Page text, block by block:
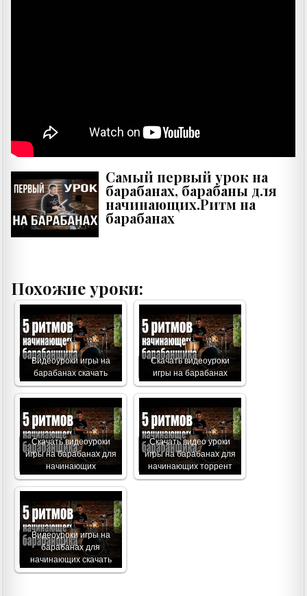
Cамый первый урок на
барабанах, барабаны для
начинающих.Ритм на
барабанах
Похожие уроки:
Видеоуроки игры на
барабанах скачать
Скачать видеоуроки
игры на барабанах
Скачать видеоуроки
игры на барабанах для
начинающих
Скачать видео уроки
игры на барабанах для
начинающих торрент
Видеоуроки игры на
барабанах для
начинающих скачать